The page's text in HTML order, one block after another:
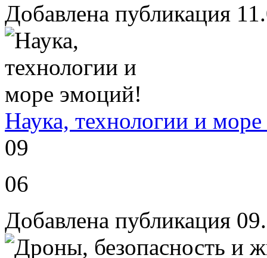
Добавлена публикация
Наука, технологии и
09
06
Добавлена публикация